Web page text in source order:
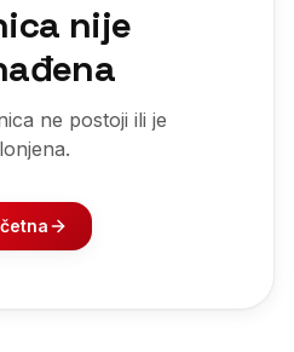
nije
ne postoji ili je